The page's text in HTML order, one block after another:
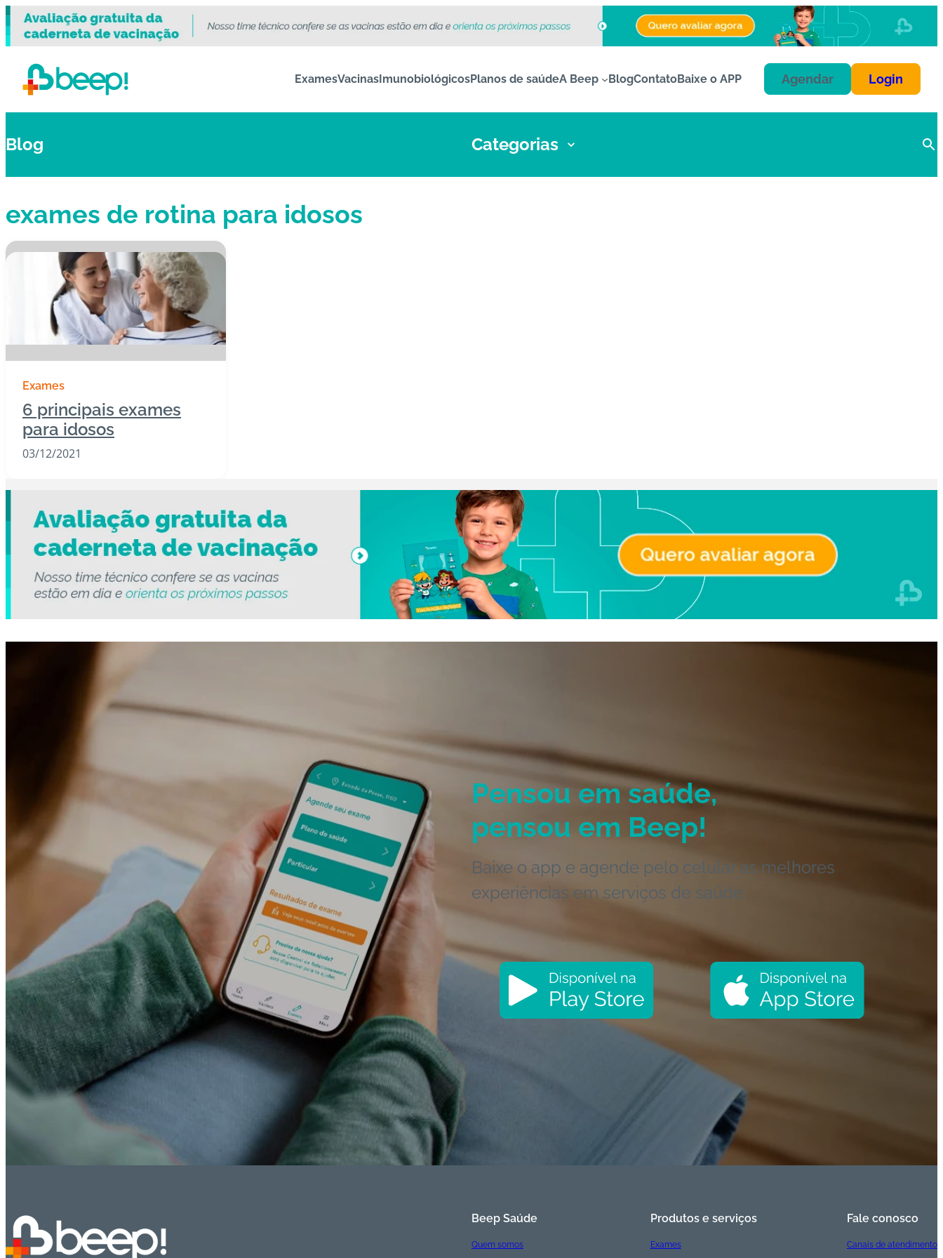
ExamesVacinasImunobiológicosPlanos de saúdeA Beep BlogContatoBaixe o APP Agendar Login
Blog Categorias
exames de rotina para idosos
Exames
6 principais exames
para idosos
03/12/2021
Pensou em saúde,
pensou em Beep!
Baixe o app e agende pelo celular as melhores
experiências em serviços de saúde.
Beep Saúde
Quem somos
Produtos e serviços
Exames
Fale conosco
Canais de atendimento